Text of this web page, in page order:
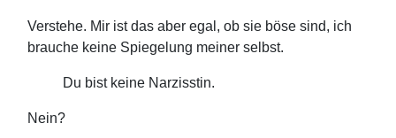
Verstehe. Mir ist das aber egal, ob sie böse sind, ich
brauche keine Spiegelung meiner selbst.
Du bist keine Narzisstin.
Nein?